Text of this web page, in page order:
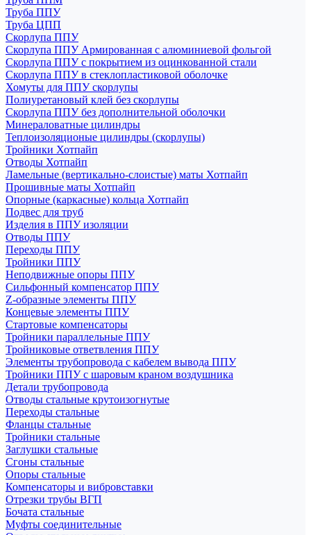
Труба ППУ
Труба ЦПП
Скорлупа ППУ
Скорлупа ППУ Армированная с алюминиевой фольгой
Скорлупа ППУ с покрытием из оцинкованной стали
Скорлупа ППУ в стеклопластиковой оболочке
Хомуты для ППУ скорлупы
Полиуретановый клей без скорлупы
Скорлупа ППУ без дополнительной оболочки
Минераловатные цилиндры
Теплоизоляционые цилиндры (скорлупы)
Тройники Хотпайп
Отводы Хотпайп
Ламельные (вертикально-слоистые) маты Хотпайп
Прошивные маты Хотпайп
Опорные (каркасные) кольца Хотпайп
Подвес для труб
Изделия в ППУ изоляции
Отводы ППУ
Переходы ППУ
Тройники ППУ
Неподвижные опоры ППУ
Cильфонный компенсатор ППУ
Z-образные элементы ППУ
Концевые элементы ППУ
Стартовые компенсаторы
Тройники параллельные ППУ
Тройниковые ответвления ППУ
Элементы трубопровода с кабелем вывода ППУ
Тройники ППУ с шаровым краном воздушника
Детали трубопровода
Отводы стальные крутоизогнутые
Переходы стальные
Фланцы стальные
Тройники стальные
Заглушки стальные
Сгоны стальные
Опоры стальные
Компенсаторы и вибровставки
Отрезки трубы ВГП
Бочата стальные
Муфты соединительные